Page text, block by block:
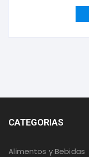
CATEGORIAS
Alimentos y Bebidas